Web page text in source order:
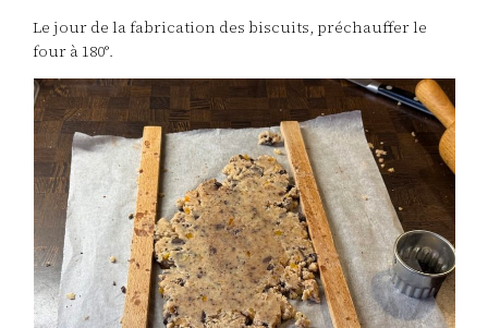
Le jour de la fabrication des biscuits, préchauffer le
four à 180°.